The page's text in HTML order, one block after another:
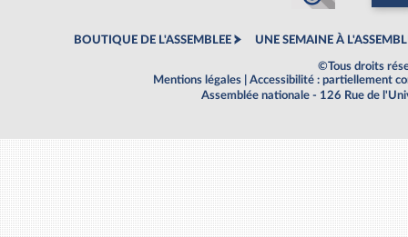
BOUTIQUE DE L'ASSEMBLEE UNE SEMAINE À
©Tous droits
Mentions légales
Accessibilité : partiellement
Assemblée nationale - 126 Rue de